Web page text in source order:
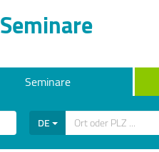
Seminare
Seminare
DE